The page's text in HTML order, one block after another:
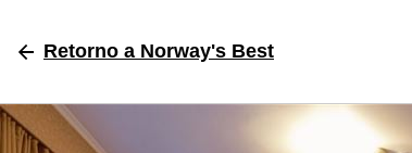
Retorno a Norway's Best